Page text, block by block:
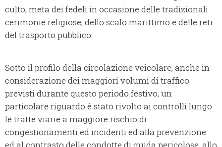
culto, meta dei fedeli in occasione delle tradizionali
cerimonie religiose, dello scalo marittimo e delle reti
del trasporto pubblico.
Sotto il profilo della circolazione veicolare, anche in
considerazione dei maggiori volumi di traffico
previsti durante questo periodo festivo, un
particolare riguardo è stato rivolto ai controlli lungo
le tratte viarie a maggiore rischio di
congestionamenti ed incidenti ed alla prevenzione